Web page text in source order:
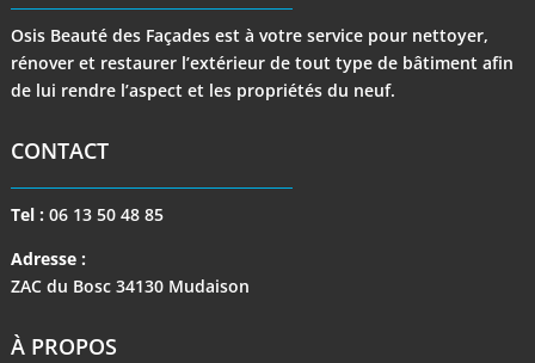
Osis Beauté des Façades est à votre service pour nettoyer,
rénover et restaurer l’extérieur de tout type de bâtiment afin
de lui rendre l’aspect et les propriétés du neuf.
CONTACT
Tel : 06 13 50 48 85
Adresse :
ZAC du Bosc 34130 Mudaison
À PROPOS